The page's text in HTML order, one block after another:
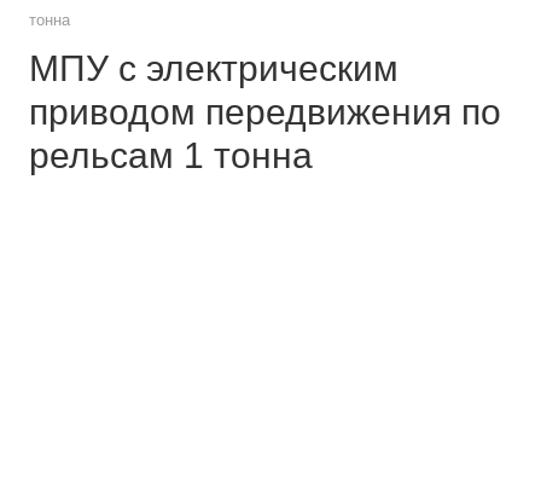
тонна
МПУ с электрическим
приводом передвижения по
рельсам 1 тонна